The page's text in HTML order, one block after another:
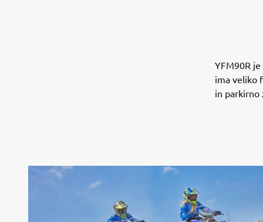
YFM90R
ima veliko
in parkirno